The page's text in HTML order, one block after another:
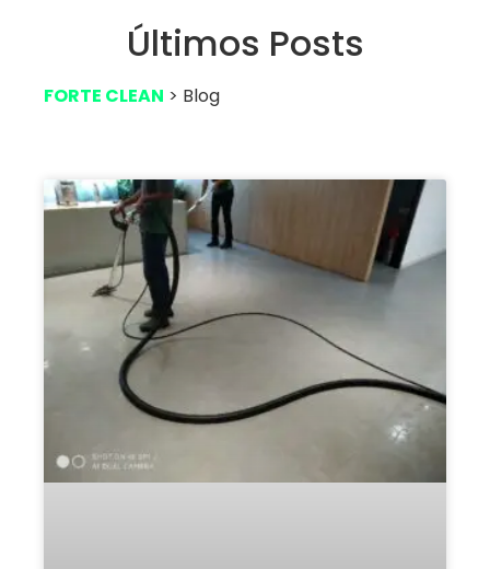
Últimos Posts
FORTE CLEAN > Blog